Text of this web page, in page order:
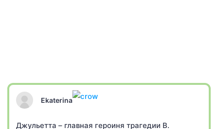
Ekaterina
Джульетта – главная героиня трагедии В.